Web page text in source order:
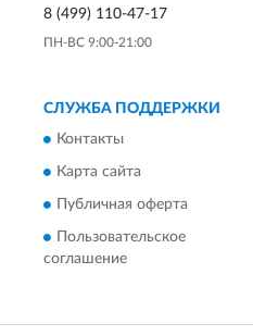
8 (499) 110-47-17
ПН-ВС 9:00-21:00
СЛУЖБА ПОДДЕРЖКИ
Контакты
Карта сайта
Публичная оферта
Пользовательское
соглашение